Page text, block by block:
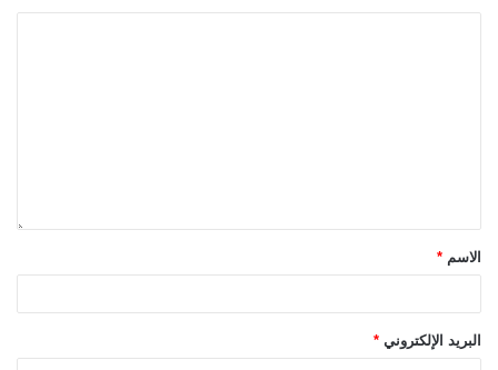
الاسم *
البريد الإلكتروني *